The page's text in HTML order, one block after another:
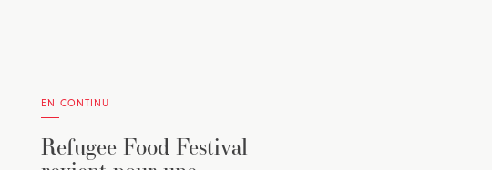
EN CONTINU
Refugee Food Festival